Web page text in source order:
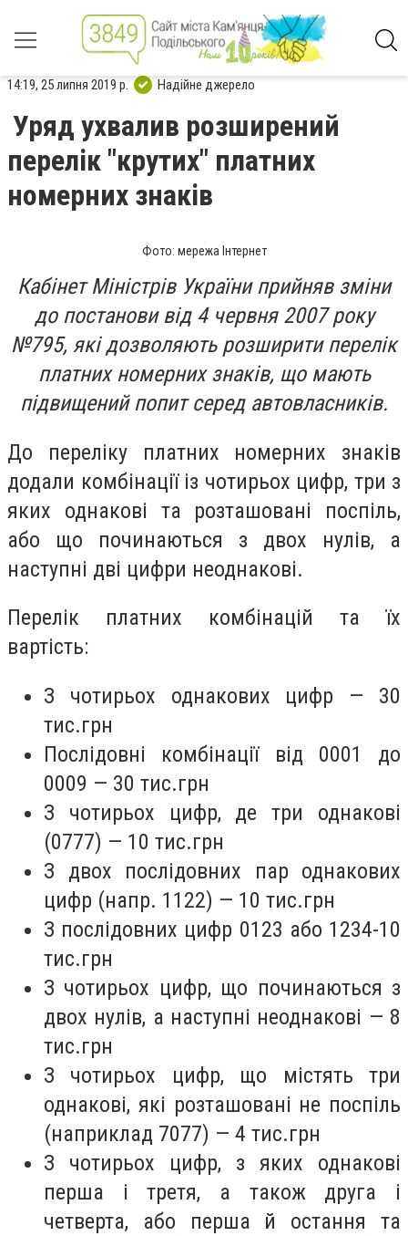
14:19, 25 липня 2019 р. Надійне джерело
Уряд ухвалив розширений
перелік "крутих" платних
номерних знаків
Фото: мережа Інтернет
Кабінет Міністрів України прийняв зміни
до постанови від 4 червня 2007 року
№795, які дозволяють розширити перелік
платних номерних знаків, що мають
підвищений попит серед автовласників.
До переліку платних номерних знаків
додали комбінації із чотирьох цифр, три з
яких однакові та розташовані поспіль,
або що починаються з двох нулів, а
наступні дві цифри неоднакові.
Перелік платних комбінацій та їх
вартість:
З чотирьох однакових цифр — 30
тис.грн
Послідовні комбінації від 0001 до
0009 — 30 тис.грн
З чотирьох цифр, де три однакові
(0777) — 10 тис.грн
З двох послідовних пар однакових
цифр (напр. 1122) — 10 тис.грн
З послідовних цифр 0123 або 1234-10
тис.грн
З чотирьох цифр, що починаються з
двох нулів, а наступні неоднакові — 8
тис.грн
З чотирьох цифр, що містять три
однакові, які розташовані не поспіль
(наприклад 7077) — 4 тис.грн
З чотирьох цифр, з яких однакові
перша і третя, а також друга і
четверта, або перша й остання та